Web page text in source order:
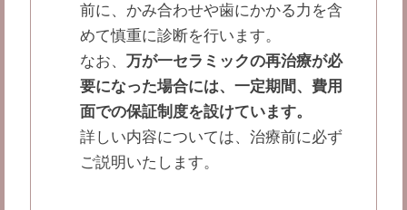
前に、かみ合わせや歯にかかる力を含
めて慎重に診断を行います。
なお、万が一セラミックの再治療が必
要になった場合には、一定期間、費用
面での保証制度を設けています。
詳しい内容については、治療前に必ず
ご説明いたします。